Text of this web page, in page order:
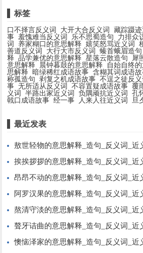
标签
口不择言反义词 大开大合反义词 藏踪蹑迹
事 羞愧难当反义词 乐不思蜀造句 力排众
词
养家糊口的意思解释 嬉笑怒骂近义词
善道反义词
大行大市反义词 螓首蛾眉造句
释
品学兼优的意思解释 星落云散造句 犀
意思解释
晨钟暮鼓的意思解释 自始自终
思解释
暗绿稀红成语故事 含糊其词成语
称孤造句
剥复之机成语故事 不逞之徒反义
事 无所适从反义词 不容置疑成语故事 覆
义词
半路出家近义词 负隅顽抗近义词 孔
戟口成语故事 经一事 人来人往近义词 旦
最近发表
敖世轻物的意思解释_造句_反义词_近
挨挨拶拶的意思解释_造句_反义词_近
昂昂不动的意思解释_造句_反义词_近
阿罗汉果的意思解释_造句_反义词_近
熬清守淡的意思解释_造句_反义词_近
聱牙诘曲的意思解释_造句_反义词_近
懊恼泽家的意思解释_造句_反义词_近